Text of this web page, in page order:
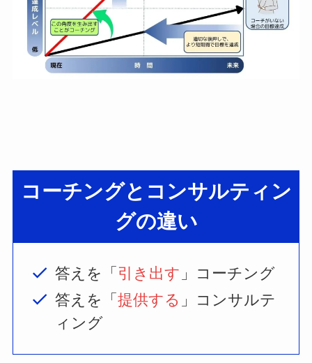
コーチングとコンサルティン
グの違い
答えを「 引き出す 」コーチング
答えを「提供する 」コンサルテ
ィング